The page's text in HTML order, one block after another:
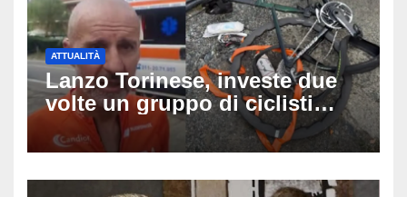
ATTUALITÀ
Lanzo Torinese, investe due
volte un gruppo di ciclisti
dopo una lite: arrestato
73enne, il racconto choc di un